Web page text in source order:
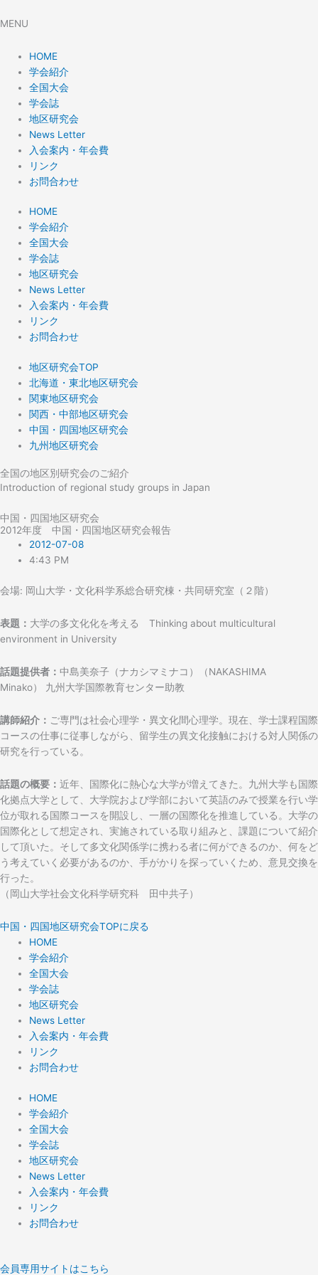
MENU
HOME
学会紹介
全国大会
学会誌
地区研究会
News Letter
入会案内・年会費
リンク
お問合わせ
HOME
学会紹介
全国大会
学会誌
地区研究会
News Letter
入会案内・年会費
リンク
お問合わせ
地区研究会TOP
北海道・東北地区研究会
関東地区研究会
関西・中部地区研究会
中国・四国地区研究会
九州地区研究会
全国の地区別研究会のご紹介
Introduction of regional study groups in Japan
中国・四国地区研究会
2012年度 中国・四国地区研究会報告
2012-07-08
4:43 PM
会場: 岡山大学・文化科学系総合研究棟・共同研究室（２階）
表題： 大学の多文化化を考える Thinking about multicultural
environment in University
話題提供者： 中島美奈子（ナカシマミナコ）（NAKASHIMA
Minako） 九州大学国際教育センター助教
講師紹介： ご専門は社会心理学・異文化間心理学。現在、学士課程国際
コースの仕事に従事しながら、留学生の異文化接触における対人関係の
研究を行っている。
話題の概要： 近年、国際化に熱心な大学が増えてきた。九州大学も国際
化拠点大学として、大学院および学部において英語のみで授業を行い学
位が取れる国際コースを開設し、一層の国際化を推進している。大学の
国際化として想定され、実施されている取り組みと、課題について紹介
して頂いた。そして多文化関係学に携わる者に何ができるのか、何をど
う考えていく必要があるのか、手がかりを探っていくため、意見交換を
行った。
（岡山大学社会文化科学研究科 田中共子）
中国・四国地区研究会TOPに戻る
HOME
学会紹介
全国大会
学会誌
地区研究会
News Letter
入会案内・年会費
リンク
お問合わせ
HOME
学会紹介
全国大会
学会誌
地区研究会
News Letter
入会案内・年会費
リンク
お問合わせ
会員専用サイトはこちら